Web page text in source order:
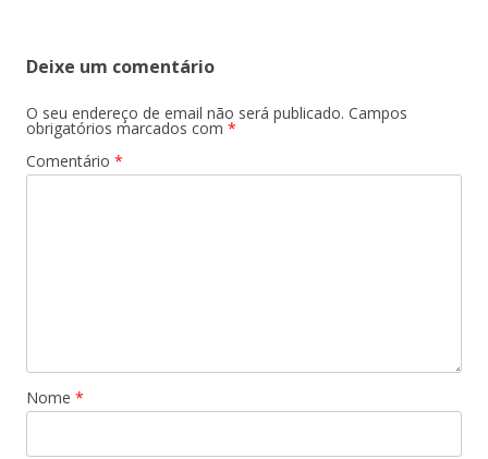
Deixe um comentário
O seu endereço de email não será publicado. Campos
obrigatórios marcados com *
Comentário *
Nome *